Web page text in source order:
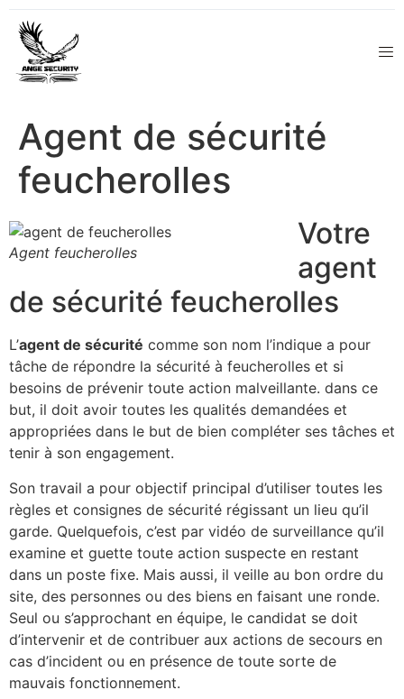
Agent de sécurité
feucherolles
Agent feucherolles
Votre
agent
de sécurité feucherolles
L’agent de sécurité comme son nom l’indique a pour
tâche de répondre la sécurité à feucherolles et si
besoins de prévenir toute action malveillante. dans ce
but, il doit avoir toutes les qualités demandées et
appropriées dans le but de bien compléter ses tâches et
tenir à son engagement.
Son travail a pour objectif principal d’utiliser toutes les
règles et consignes de sécurité régissant un lieu qu’il
garde. Quelquefois, c’est par vidéo de surveillance qu’il
examine et guette toute action suspecte en restant
dans un poste fixe. Mais aussi, il veille au bon ordre du
site, des personnes ou des biens en faisant une ronde.
Seul ou s’approchant en équipe, le candidat se doit
d’intervenir et de contribuer aux actions de secours en
cas d’incident ou en présence de toute sorte de
mauvais fonctionnement.